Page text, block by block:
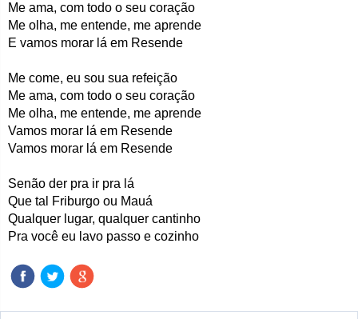
Me ama, com todo o seu coração
Me olha, me entende, me aprende
E vamos morar lá em Resende
Me come, eu sou sua refeição
Me ama, com todo o seu coração
Me olha, me entende, me aprende
Vamos morar lá em Resende
Vamos morar lá em Resende
Senão der pra ir pra lá
Que tal Friburgo ou Mauá
Qualquer lugar, qualquer cantinho
Pra você eu lavo passo e cozinho